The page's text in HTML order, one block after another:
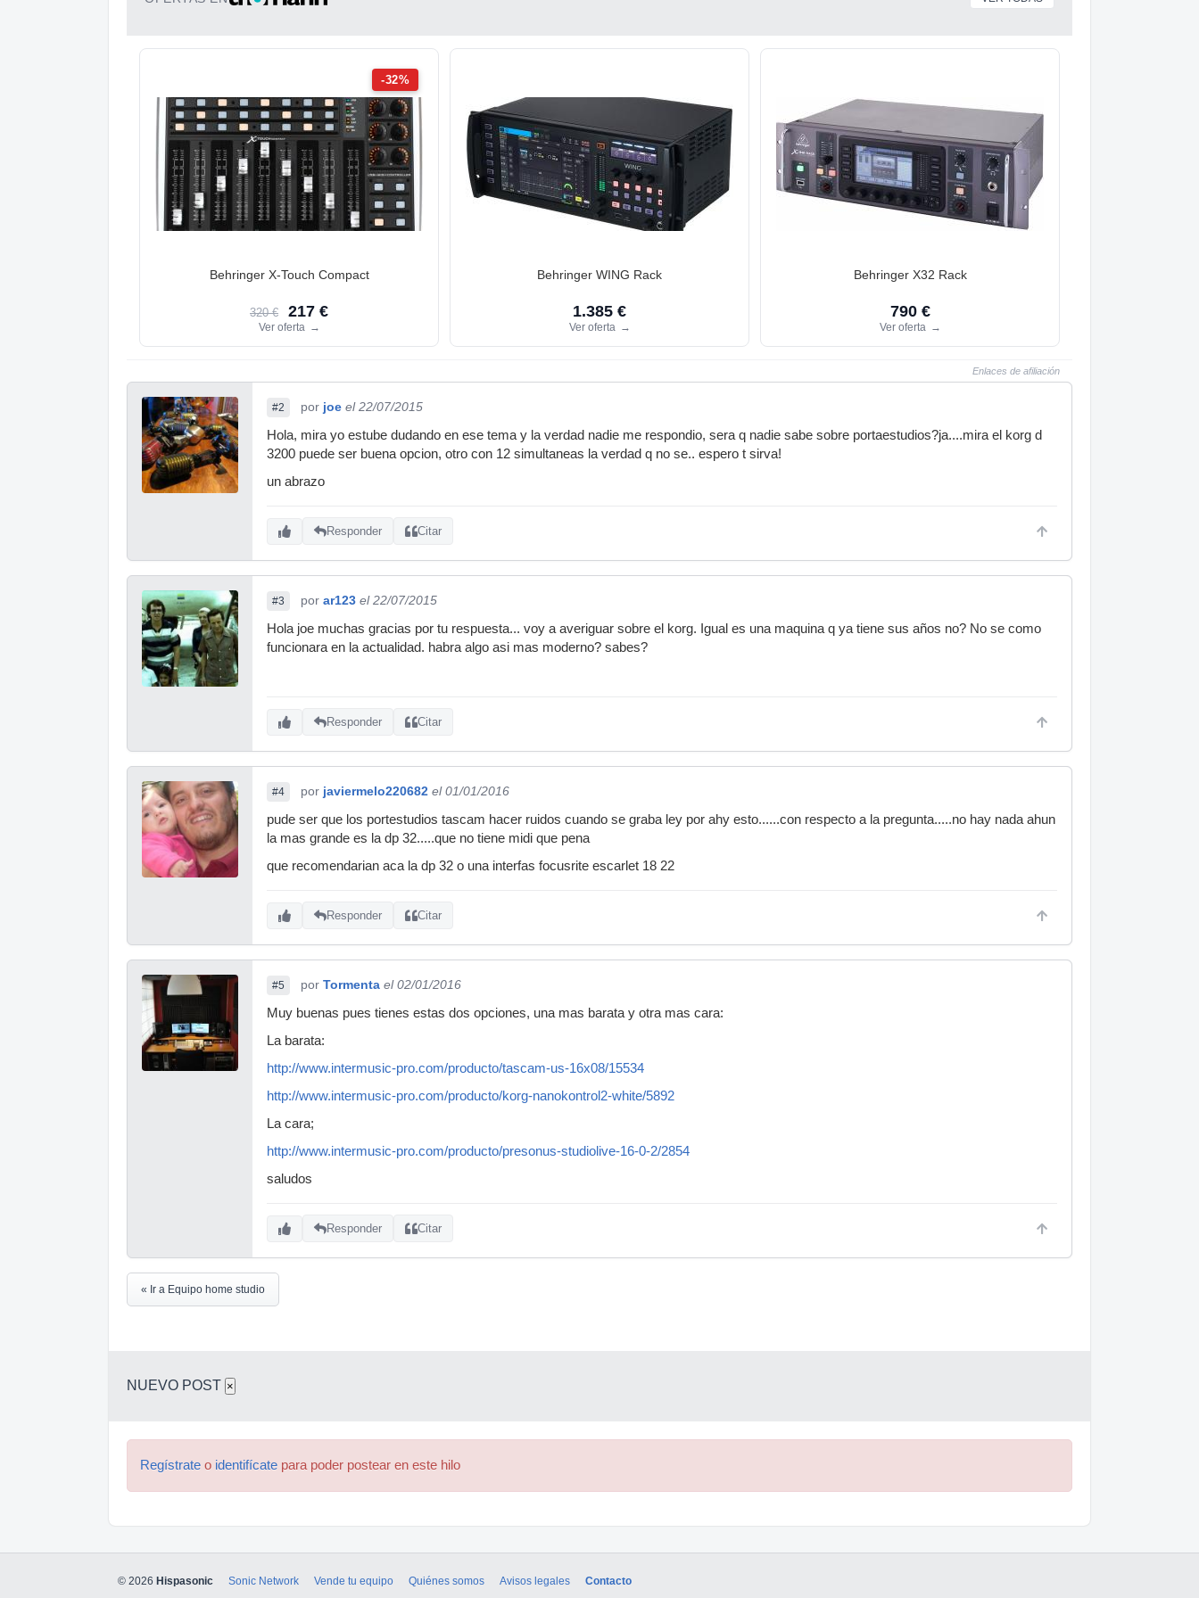
-32%
Behringer X-Touch Compact
320 € 217 €
Ver oferta →
Behringer WING Rack
1.385 €
Ver oferta →
Behringer X32 Rack
790 €
Ver oferta →
Enlaces de afiliación
#2 por joe el 22/07/2015
Hola, mira yo estube dudando en ese tema y la verdad nadie me respondio, sera q nadie sabe sobre portaestudios?ja....mira el korg d
3200 puede ser buena opcion, otro con 12 simultaneas la verdad q no se.. espero t sirva!
un abrazo
Responder Citar
#3 por ar123 el 22/07/2015
Hola joe muchas gracias por tu respuesta... voy a averiguar sobre el korg. Igual es una maquina q ya tiene sus años no? No se como
funcionara en la actualidad. habra algo asi mas moderno? sabes?
Responder Citar
#4 por javiermelo220682 el 01/01/2016
pude ser que los portestudios tascam hacer ruidos cuando se graba ley por ahy esto......con respecto a la pregunta.....no hay nada ahun
la mas grande es la dp 32.....que no tiene midi que pena
que recomendarian aca la dp 32 o una interfas focusrite escarlet 18 22
Responder Citar
#5 por Tormenta el 02/01/2016
Muy buenas pues tienes estas dos opciones, una mas barata y otra mas cara:
La barata:
http://www.intermusic-pro.com/producto/tascam-us-16x08/15534
http://www.intermusic-pro.com/producto/korg-nanokontrol2-white/5892
La cara;
http://www.intermusic-pro.com/producto/presonus-studiolive-16-0-2/2854
saludos
Responder Citar
« Ir a Equipo home studio
NUEVO POST ×
Regístrate o identifícate para poder postear en este hilo
© 2026 Hispasonic Sonic Network Vende tu equipo Quiénes somos Avisos legales Contacto